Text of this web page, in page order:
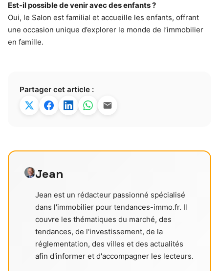
Est-il possible de venir avec des enfants ?
Oui, le Salon est familial et accueille les enfants, offrant
une occasion unique d’explorer le monde de l’immobilier
en famille.
Partager cet article :
Jean
Jean est un rédacteur passionné spécialisé
dans l'immobilier pour tendances-immo.fr. Il
couvre les thématiques du marché, des
tendances, de l'investissement, de la
réglementation, des villes et des actualités
afin d'informer et d'accompagner les lecteurs.